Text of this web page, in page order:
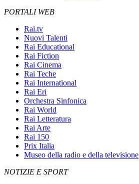
PORTALI WEB
Rai.tv
Nuovi Talenti
Rai Educational
Rai Fiction
Rai Cinema
Rai Teche
Rai International
Rai Eri
Orchestra Sinfonica
Rai World
Rai Letteratura
Rai Arte
Rai 150
Prix Italia
Museo della radio e della televisione
NOTIZIE E SPORT